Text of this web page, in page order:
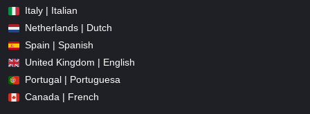
Italy | Italian
Netherlands | Dutch
Spain | Spanish
United Kingdom | English
Portugal | Portuguesa
Canada | French